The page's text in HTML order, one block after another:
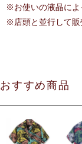
※お使いの液晶によ
※店頭と並行して販
おすすめ商品